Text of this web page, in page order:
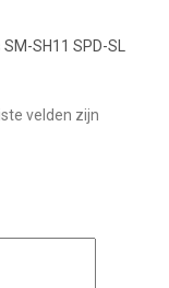
SH11 SPD-SL
velden zijn